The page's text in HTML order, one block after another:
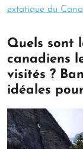
extatique du
Quels sont
canadiens
visités ?
idéales